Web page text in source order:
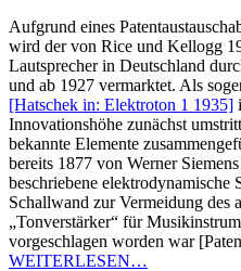
Aufgrund eines
wird der von Rice und Kellogg
Lautsprecher in Deutschland
und ab 1927 vermarktet. Als
[Hatschek in: Elektroton 1 1935]
Innovationshöhe zunächst
bekannte Elemente
bereits 1877 von Werner
beschriebene elektrodynamische
Schallwand zur Vermeidung des
„Tonverstärker“ für
vorgeschlagen worden war
WEITERLESEN…